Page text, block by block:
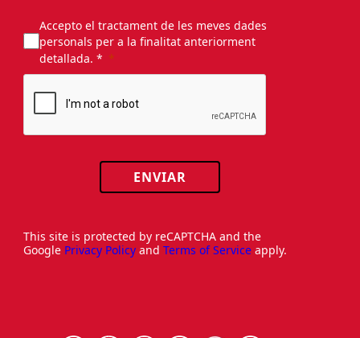
Accepto el tractament de les meves dades
personals per a la finalitat anteriorment
detallada. *
ENVIAR
This site is protected by reCAPTCHA and the
Google Privacy Policy and Terms of Service apply.